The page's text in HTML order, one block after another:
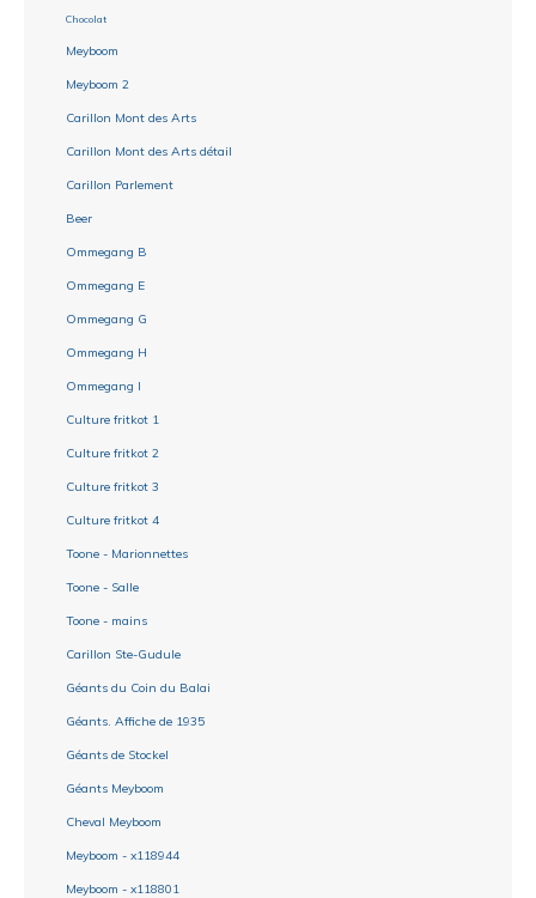
Chocolat
Meyboom
Meyboom 2
Carillon Mont des Arts
Carillon Mont des Arts détail
Carillon Parlement
Beer
Ommegang B
Ommegang E
Ommegang G
Ommegang H
Ommegang I
Culture fritkot 1
Culture fritkot 2
Culture fritkot 3
Culture fritkot 4
Toone - Marionnettes
Toone - Salle
Toone - mains
Carillon Ste-Gudule
Géants du Coin du Balai
Géants. Affiche de 1935
Géants de Stockel
Géants Meyboom
Cheval Meyboom
Meyboom - x118944
Meyboom - x118801